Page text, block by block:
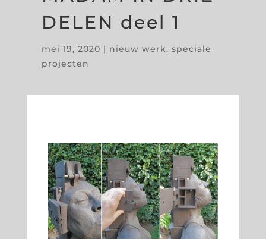
DELEN deel 1
mei 19, 2020 | nieuw werk, speciale
projecten